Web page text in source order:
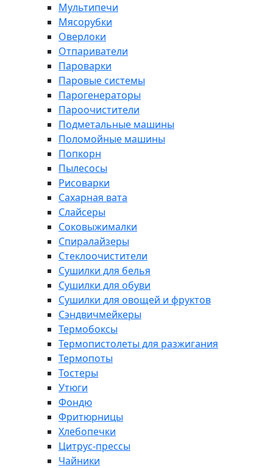
Мультипечи
Мясорубки
Оверлоки
Отпариватели
Пароварки
Паровые системы
Парогенераторы
Пароочистители
Подметальные машины
Поломойные машины
Попкорн
Пылесосы
Рисоварки
Сахарная вата
Слайсеры
Соковыжималки
Спиралайзеры
Стеклоочистители
Сушилки для белья
Сушилки для обуви
Сушилки для овощей и фруктов
Сэндвичмейкеры
Термобоксы
Термопистолеты для разжигания
Термопоты
Тостеры
Утюги
Фондю
Фритюрницы
Хлебопечки
Цитрус-прессы
Чайники